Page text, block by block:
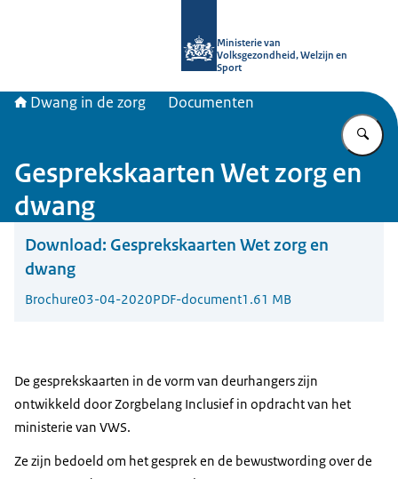
Ministerie van
Volksgezondheid, Welzijn en
Sport
Dwang in de zorg Documenten
Gesprekskaarten Wet zorg en
dwang
Download: Gesprekskaarten Wet zorg en
dwang
Brochure03-04-2020PDF-document1.61 MB
De gesprekskaarten in de vorm van deurhangers zijn
ontwikkeld door Zorgbelang Inclusief in opdracht van het
ministerie van VWS.
Ze zijn bedoeld om het gesprek en de bewustwording over de